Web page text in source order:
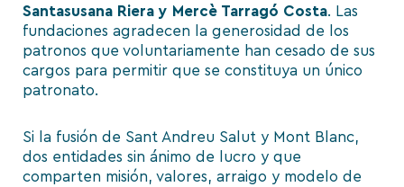
Santasusana Riera y Mercè Tarragó Costa. Las
fundaciones agradecen la generosidad de los
patronos que voluntariamente han cesado de sus
cargos para permitir que se constituya un único
patronato.
Si la fusión de Sant Andreu Salut y Mont Blanc,
dos entidades sin ánimo de lucro y que
comparten misión, valores, arraigo y modelo de